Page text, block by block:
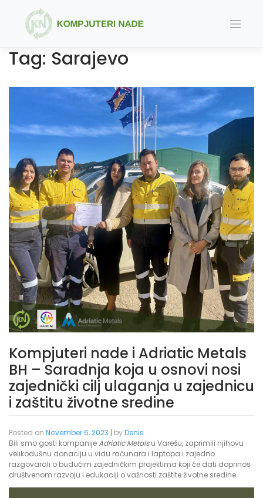
content
Tag: Sarajevo
Kompjuteri nade i Adriatic Metals
BH – Saradnja koja u osnovi nosi
zajednički cilj ulaganja u zajednicu
i zaštitu životne sredine
Posted on November 6, 2023 | byDenis
Bili smo gosti kompanijeAdriatic Metalsu Varešu, zaprimili njihovu
velikodušnu donaciju u vidu računara i laptopa i zajedno
razgovarali o budućim zajedničkim projektima koji će dati doprinos
društvenom razvoju i edukaciji o važnosti zaštite životne sredine.